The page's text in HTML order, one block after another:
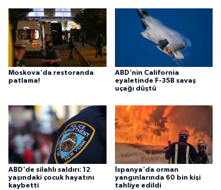
Moskova'da restoranda
patlama!
ABD'nin California
eyaletinde F-35B savaş
uçağı düştü
ABD'de silahlı saldırı: 12
yaşındaki çocuk hayatını
kaybetti
İspanya'da orman
yangınlarında 60 bin kişi
tahliye edildi